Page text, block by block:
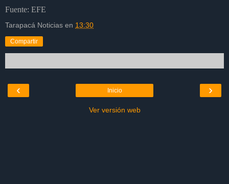
Fuente: EFE
Tarapacá Noticias en 13:30
Compartir
‹ ›
Inicio
Ver versión web